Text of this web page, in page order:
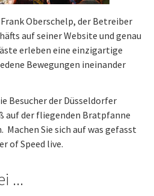
Oberschelp, der Betreiber
auf seiner Website und genau
erleben eine einzigartige
Bewegungen ineinander
Besucher der Düsseldorfer
auf der fliegenden Bratpfanne
Machen Sie sich auf was gefasst
of Speed live.
...